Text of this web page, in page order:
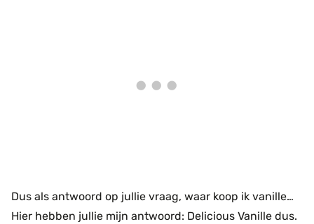
Dus als antwoord op jullie vraag, waar koop ik vanille…
Hier hebben jullie mijn antwoord: Delicious Vanille dus.